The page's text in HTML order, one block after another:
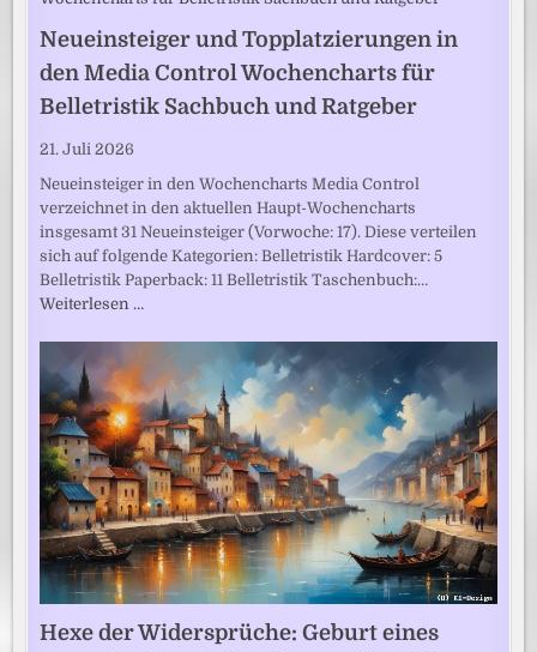
Neueinsteiger und Topplatzierungen in
den Media Control Wochencharts für
Belletristik Sachbuch und Ratgeber
21. Juli 2026
Neueinsteiger in den Wochencharts Media Control
verzeichnet in den aktuellen Haupt-Wochencharts
insgesamt 31 Neueinsteiger (Vorwoche: 17). Diese verteilen
sich auf folgende Kategorien: Belletristik Hardcover: 5
Belletristik Paperback: 11 Belletristik Taschenbuch:…
Weiterlesen …
Hexe der Widersprüche: Geburt eines